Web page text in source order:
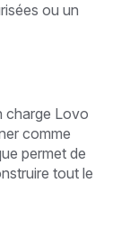
ou un
charge Lovo
comme
permet de
tout le